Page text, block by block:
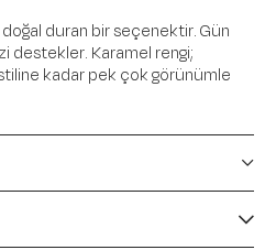
duran bir seçenektir. Gün
destekler. Karamel rengi;
kadar pek çok görünümle